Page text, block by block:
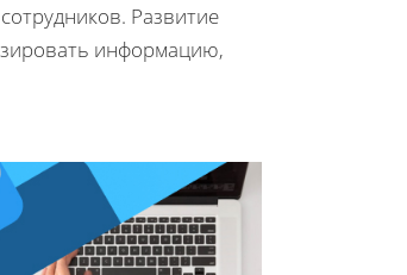
Развитие
информацию,